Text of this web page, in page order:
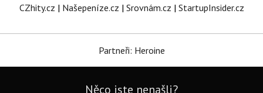
CZhity.cz | Našepeníze.cz | Srovnám.cz | StartupInsider.cz
Partneři: Heroine
Něco jste nenašli?